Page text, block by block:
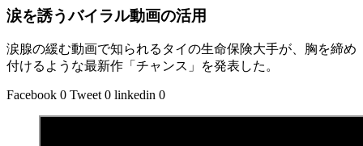
涙を誘うバイラル動画の活用
涙腺の緩む動画で知られるタイの生命保険大手が、胸を締め
付けるような最新作「チャンス」を発表した。
Facebook 0 Tweet 0 linkedin 0